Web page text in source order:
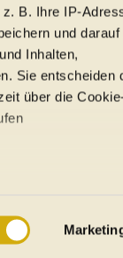
B. Ihre IP-
und
Inhalten,
Sie entscheiden
über die
und legen Sie
Daten,
entsprechend